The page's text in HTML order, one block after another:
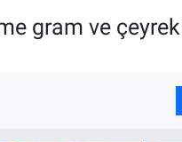
gram ve